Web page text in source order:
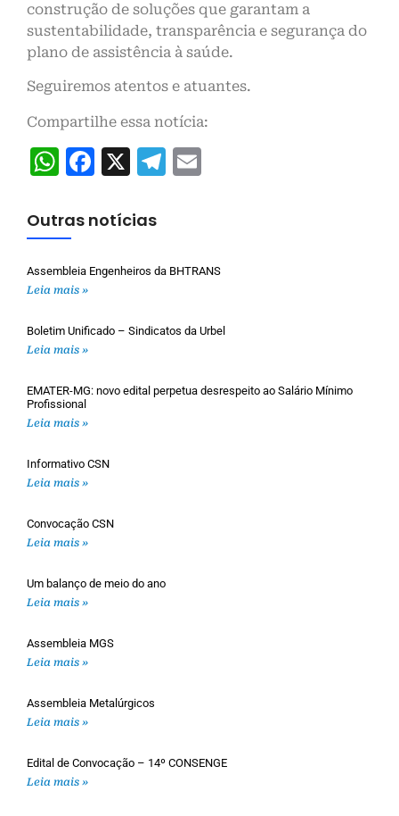
construção de soluções que garantam a
sustentabilidade, transparência e segurança do
plano de assistência à saúde.
Seguiremos atentos e atuantes.
Compartilhe essa notícia:
WhatsApp
Facebook
X Telegram
Outras notícias
Assembleia Engenheiros da BHTRANS
Leia mais »
Boletim Unificado – Sindicatos da Urbel
Leia mais »
EMATER-MG: novo edital perpetua desrespeito ao Salário Mínimo
Profissional
Leia mais »
Informativo CSN
Leia mais »
Convocação CSN
Leia mais »
Um balanço de meio do ano
Leia mais »
Assembleia MGS
Leia mais »
Assembleia Metalúrgicos
Leia mais »
Edital de Convocação – 14º CONSENGE
Leia mais »